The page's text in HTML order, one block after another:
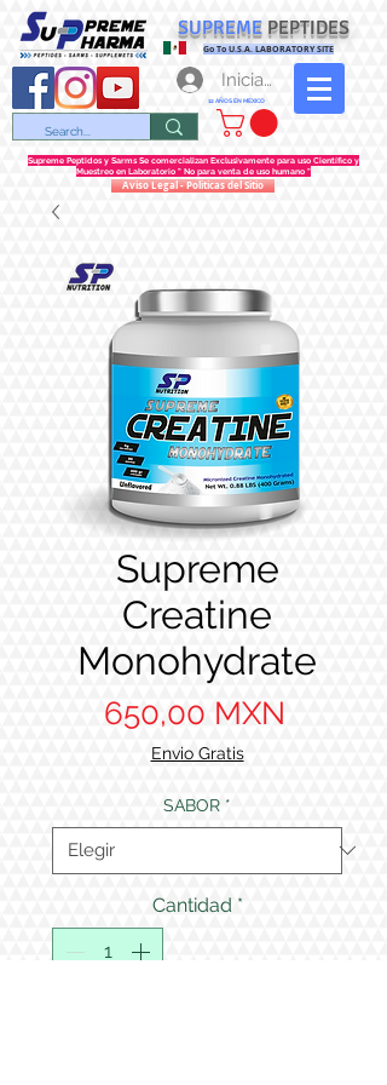
SUPREME PEPTIDES
Go To U.S.A. LABORATORY SITE
12 AÑOS EN MEXICO
Iniciar sesión
Supreme Peptidos y Sarms Se comercializan Exclusivamente para uso Científico y
Muestreo en Laboratorio " No para venta de uso humano "
Aviso Legal - Politicas del Sitio
Supreme
Creatine
Monohydrate
650,00 MXN
Envio Gratis
SABOR *
Cantidad *